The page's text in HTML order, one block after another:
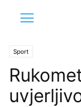
Sport